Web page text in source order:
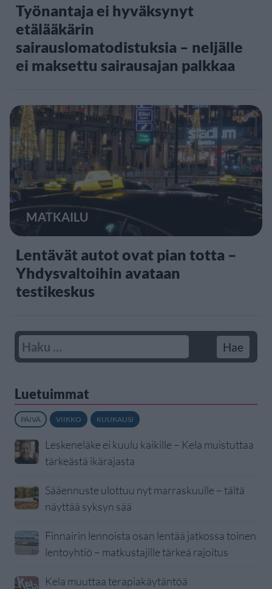
Työnantaja ei hyväksynyt
etälääkärin
sairauslomatodistuksia – neljälle
ei maksettu sairausajan palkkaa
MATKAILU
Lentävät autot ovat pian totta –
Yhdysvaltoihin avataan
testikeskus
Luetuimmat
PÄIVÄ VIIKKO KUUKAUSI
Leskeneläke ei kuulu kaikille – Kela muistuttaa
tärkeästä ikärajasta
Sääennuste ulottuu nyt marraskuulle – tältä
näyttää syksyn sää
Finnairin lennoista osan lentää jatkossa toinen
lentoyhtiö – matkustajille tärkeä rajoitus
Kela muuttaa terapiakäytäntöä